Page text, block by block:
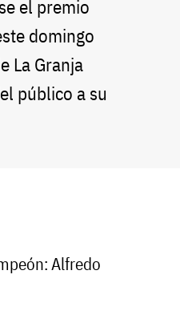
el premio
domingo
La Granja
público a su
Alfredo